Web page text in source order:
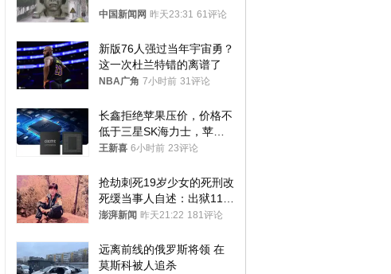
中国新闻网 昨天23:31 61评论
新版76人强过当年宇宙勇？
这一次杜兰特错的离谱了
NBA广角 7小时前 31评论
长鑫拒绝苹果压价，价格不
低于三星SK海力士，苹果
失去了议价权
王新喜 6小时前 23评论
抢劫刺死19岁少女的死刑改
死缓当事人自述：出狱11年
间始终刻意躲避被害人家属
澎湃新闻 昨天21:22 181评论
远离前线的俄罗斯将领 在
莫斯科被人追杀